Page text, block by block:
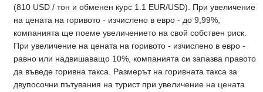
(810 USD / тон и обменен курс 1.1 EUR/USD). При увеличение
на цената на горивото - изчислено в евро - до 9,99%,
компанията ще поеме увеличението на свой собствен риск.
При увеличение на цената на горивото - изчислено в евро -
равно или надвишаващо 10%, компанията си запазва правото
да въведе горивна такса. Размерът на горивната такса за
двупосочни пътувания на турист при увеличение на цената